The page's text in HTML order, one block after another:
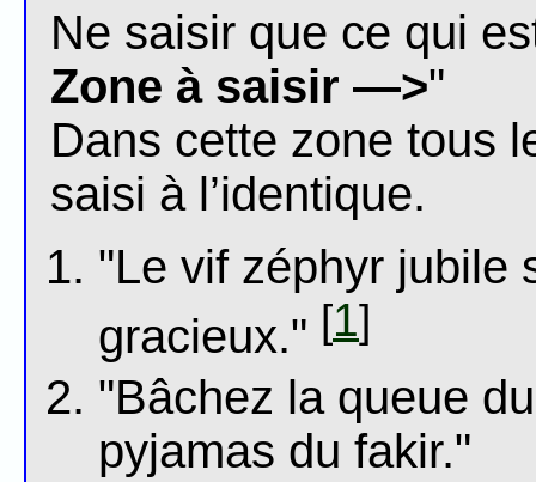
Ne saisir que ce qui
Zone à saisir —>"
Dans cette zone tous
saisi à l’identique.
"Le vif zéphyr jubile
gracieux." [1]
"Bâchez la queue
pyjamas du fakir."